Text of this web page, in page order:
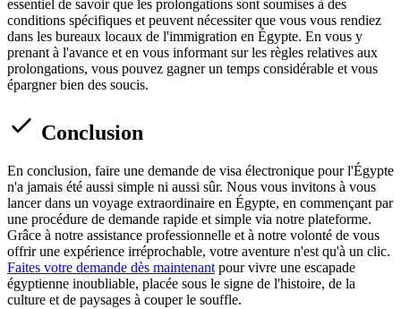
essentiel de savoir que les prolongations sont soumises à des
conditions spécifiques et peuvent nécessiter que vous vous rendiez
dans les bureaux locaux de l'immigration en Égypte. En vous y
prenant à l'avance et en vous informant sur les règles relatives aux
prolongations, vous pouvez gagner un temps considérable et vous
épargner bien des soucis.
Conclusion
En conclusion, faire une demande de visa électronique pour l'Égypte
n'a jamais été aussi simple ni aussi sûr. Nous vous invitons à vous
lancer dans un voyage extraordinaire en Égypte, en commençant par
une procédure de demande rapide et simple via notre plateforme.
Grâce à notre assistance professionnelle et à notre volonté de vous
offrir une expérience irréprochable, votre aventure n'est qu'à un clic.
Faites votre demande dès maintenant pour vivre une escapade
égyptienne inoubliable, placée sous le signe de l'histoire, de la
culture et de paysages à couper le souffle.